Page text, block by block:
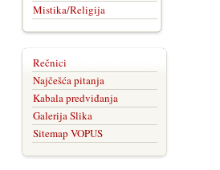
Mistika/Religija
Rečnici
Najčešća pitanja
Kabala predviđanja
Galerija Slika
Sitemap VOPUS